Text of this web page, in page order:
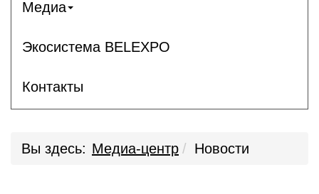
Медиа
Экосистема BELEXPO
Контакты
Вы здесь: Медиа-центр Новости